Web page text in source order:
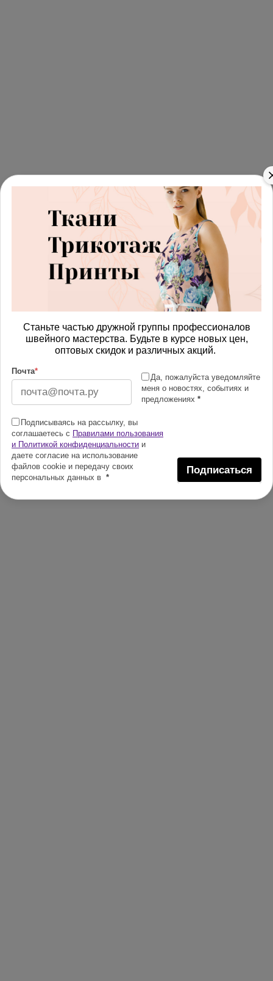
Станьте частью дружной группы профессионалов
швейного мастерства. Будьте в курсе новых цен,
оптовых скидок и различных акций.
Почта*
Да, пожалуйста уведомляйте
меня о новостях, событиях и
предложениях *
Подписываясь на рассылку, вы
соглашаетесь с Правилами пользования
и Политикой конфиденциальности и
даете согласие на использование
файлов cookie и передачу своих
персональных данных в *
Подписаться